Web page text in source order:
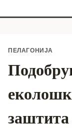
ПЕЛАГОНИЈА
заштита